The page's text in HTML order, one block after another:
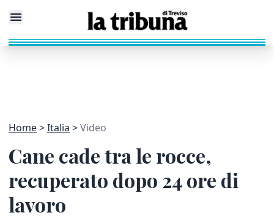
Home Italia Video
Cane cade tra le rocce,
recuperato dopo 24 ore di
lavoro